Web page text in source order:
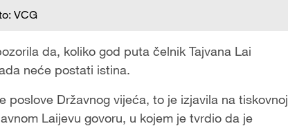
VCG
da, koliko god puta čelnik Tajvana Lai
neće postati istina.
poslove Državnog vijeća, to je izjavila na tiskovnoj
Laijevu govoru, u kojem je tvrdio da je